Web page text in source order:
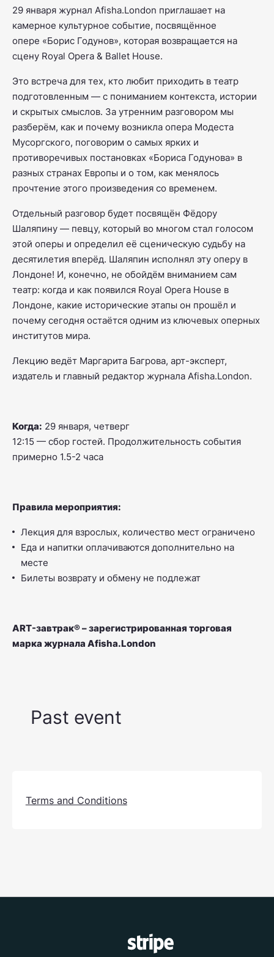
29 января журнал Afisha.London приглашает на
камерное культурное событие, посвящённое
опере «Борис Годунов», которая возвращается на
сцену Royal Opera & Ballet House.
Это встреча для тех, кто любит приходить в театр
подготовленным — с пониманием контекста, истории
и скрытых смыслов. За утренним разговором мы
разберём, как и почему возникла опера Модеста
Мусоргского, поговорим о самых ярких и
противоречивых постановках «Бориса Годунова» в
разных странах Европы и о том, как менялось
прочтение этого произведения со временем.
Отдельный разговор будет посвящён Фёдору
Шаляпину — певцу, который во многом стал голосом
этой оперы и определил её сценическую судьбу на
десятилетия вперёд. Шаляпин исполнял эту оперу в
Лондоне! И, конечно, не обойдём вниманием сам
театр: когда и как появился Royal Opera House в
Лондоне, какие исторические этапы он прошёл и
почему сегодня остаётся одним из ключевых оперных
институтов мира.
Лекцию ведёт Маргарита Багрова, арт-эксперт,
издатель и главный редактор журнала Afisha.London.
Когда: 29 января, четверг
12:15 — сбор гостей. Продолжительность события
примерно 1.5-2 часа
Правила мероприятия:
Лекция для взрослых, количество мест ограничено
Еда и напитки оплачиваются дополнительно на
месте
Билеты возврату и обмену не подлежат
ART-завтрак® – зарегистрированная торговая
марка журнала Afisha.London
Past event
Terms and Conditions